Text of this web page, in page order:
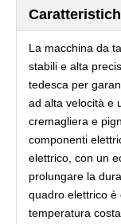
La macchina da
stabili e alta
tedesca per
ad alta velocità e
cremagliera e
componenti
elettrico, con un
prolungare la
quadro elettrico è
temperatura